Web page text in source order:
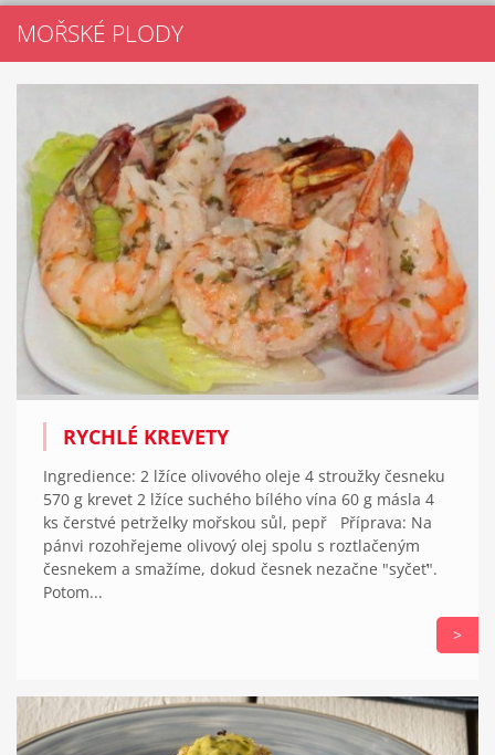
MOŘSKÉ PLODY
RYCHLÉ KREVETY
Ingredience: 2 lžíce olivového oleje 4 stroužky česneku
570 g krevet 2 lžíce suchého bílého vína 60 g másla 4
ks čerstvé petrželky mořskou sůl, pepř Příprava: Na
pánvi rozohřejeme olivový olej spolu s roztlačeným
česnekem a smažíme, dokud česnek nezačne "syčeť".
Potom...
>